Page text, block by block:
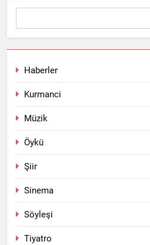
Haberler
Kurmanci
Müzik
Öykü
Şiir
Sinema
Söyleşi
Tiyatro